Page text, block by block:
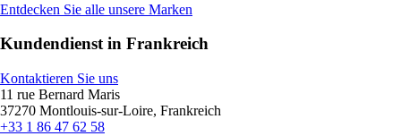
Entdecken Sie alle unsere Marken
Kundendienst in Frankreich
Kontaktieren Sie uns
11 rue Bernard Maris
37270 Montlouis-sur-Loire, Frankreich
+33 1 86 47 62 58